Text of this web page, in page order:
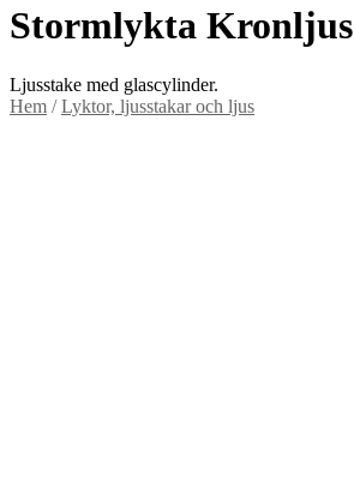
Stormlykta Kronljus
Ljusstake med glascylinder.
Hem /Lyktor, ljusstakar och ljus